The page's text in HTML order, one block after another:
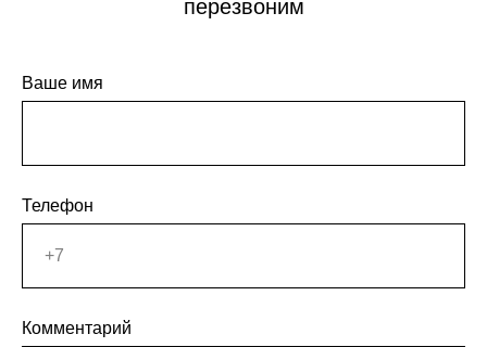
перезвоним
Ваше имя
Телефон
Комментарий